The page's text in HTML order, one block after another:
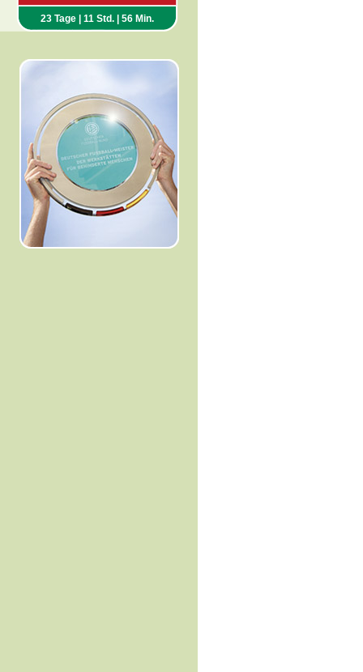
23 Tage | 11 Std. | 56 Min.